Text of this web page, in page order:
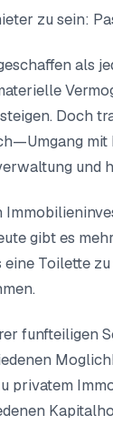
zu sein:
als
Doch
und
gibt es
Toilette
funfteiligen
privatem